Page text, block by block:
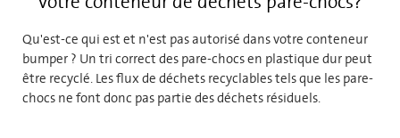
Qu'est-ce qui est et n'est pas autorisé dans votre conteneur
bumper ? Un tri correct des pare-chocs en plastique dur peut
être recyclé. Les flux de déchets recyclables tels que les pare-
chocs ne font donc pas partie des déchets résiduels.